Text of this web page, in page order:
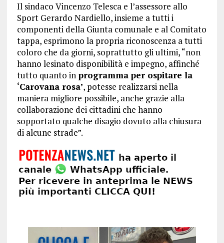
Il sindaco Vincenzo Telesca e l’assessore allo
Sport Gerardo Nardiello, insieme a tutti i
componenti della Giunta comunale e al Comitato
tappa, esprimono la propria riconoscenza a tutti
coloro che da giorni, soprattutto gli ultimi, “non
hanno lesinato disponibilità e impegno, affinché
tutto quanto inprogramma per ospitare la
‘Carovana rosa’, potesse realizzarsi nella
maniera migliore possibile, anche grazie alla
collaborazione dei cittadini che hanno
sopportato qualche disagio dovuto alla chiusura
di alcune strade”.